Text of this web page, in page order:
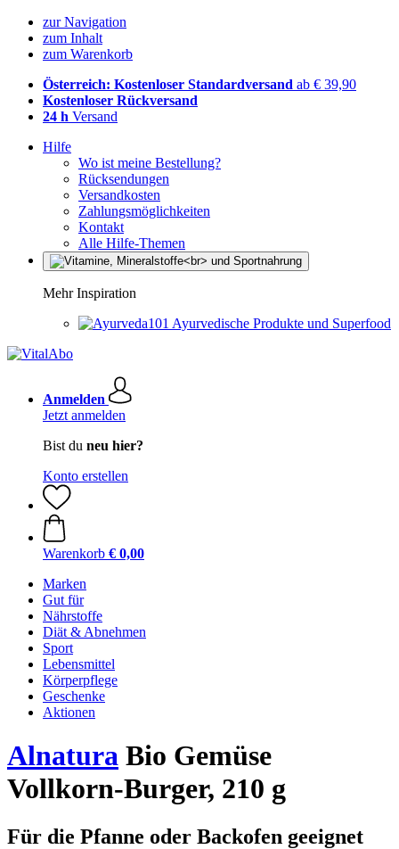
zur Navigation
zum Inhalt
zum Warenkorb
Österreich: Kostenloser Standardversand ab € 39,90
Kostenloser Rückversand
24 h Versand
Hilfe
Wo ist meine Bestellung?
Rücksendungen
Versandkosten
Zahlungsmöglichkeiten
Kontakt
Alle Hilfe-Themen
Mehr Inspiration
Ayurvedische Produkte und Superfood
Anmelden
Jetzt anmelden
Bist du neu hier?
Konto erstellen
Warenkorb € 0,00
Marken
Gut für
Nährstoffe
Diät & Abnehmen
Sport
Lebensmittel
Körperpflege
Geschenke
Aktionen
Alnatura Bio Gemüse
Vollkorn-Burger, 210 g
Für die Pfanne oder Backofen geeignet